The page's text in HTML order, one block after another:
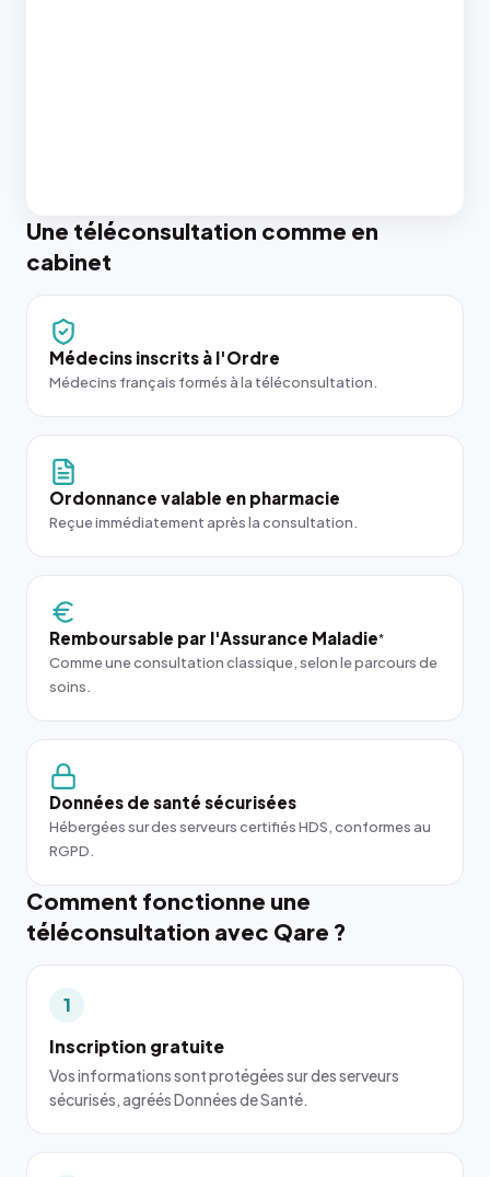
Une téléconsultation comme en
cabinet
Médecins inscrits à l'Ordre
Médecins français formés à la téléconsultation.
Ordonnance valable en pharmacie
Reçue immédiatement après la consultation.
Remboursable par l'Assurance Maladie*
Comme une consultation classique, selon le parcours de
soins.
Données de santé sécurisées
Hébergées sur des serveurs certifiés HDS, conformes au
RGPD.
Comment fonctionne une
téléconsultation avec Qare ?
1
Inscription gratuite
Vos informations sont protégées sur des serveurs
sécurisés, agréés Données de Santé.